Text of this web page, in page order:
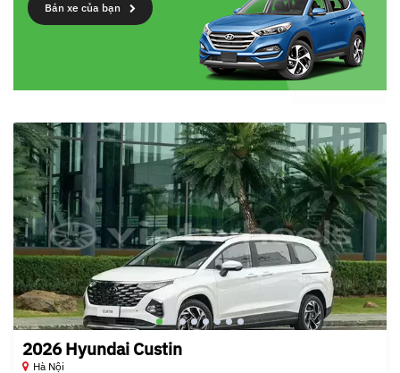
Bán xe của bạn
2026 Hyundai Custin
Hà Nội